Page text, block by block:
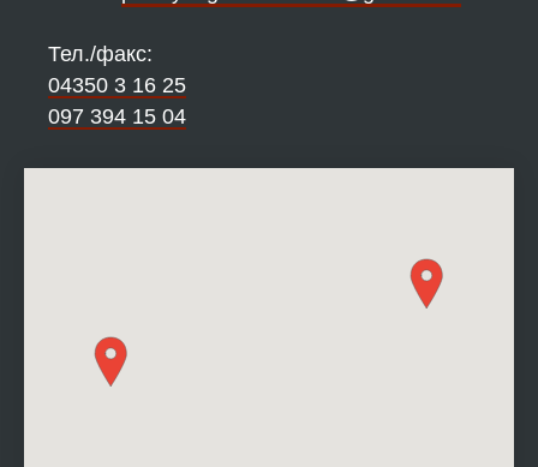
Тел./факс:
04350 3 16 25
097 394 15 04